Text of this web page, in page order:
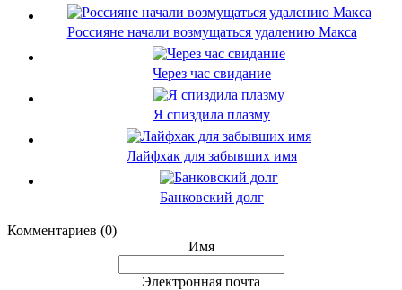
Россияне начали возмущаться удалению Макса
Через час свидание
Я спиздила плазму
Лайфхак для забывших имя
Банковский долг
Комментариев (0)
Имя
Электронная почта